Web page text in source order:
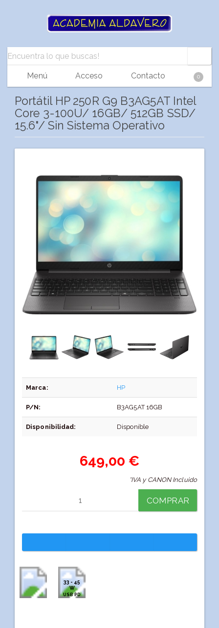
Menú Acceso Contacto 0
Portátil HP 250R G9 B3AG5AT Intel
Core 3-100U/ 16GB/ 512GB SSD/
15.6"/ Sin Sistema Operativo
Marca: HP
P/N: B3AG5AT 16GB
Disponibilidad: Disponible
649,00 €
*IVA y CANON Incluido
COMPRAR
33 - 45
W
USB PD